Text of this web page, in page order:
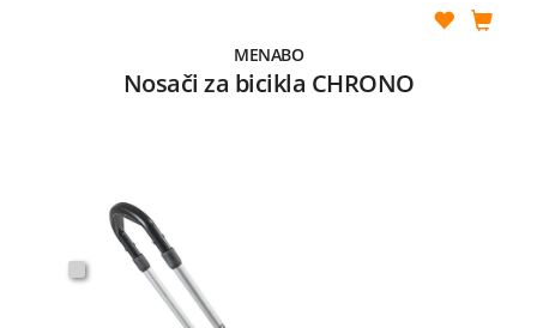
MENABO
Nosači za bicikla CHRONO